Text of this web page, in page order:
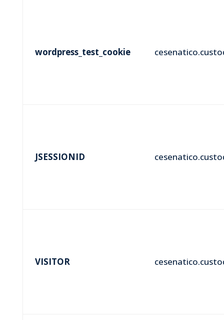
wordpress_test_cookie
JSESSIONID
VISITOR